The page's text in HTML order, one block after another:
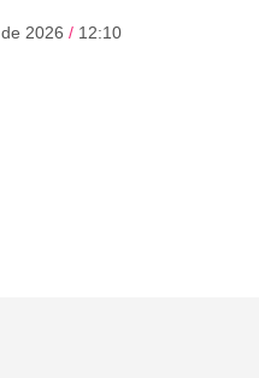
2026 12:10